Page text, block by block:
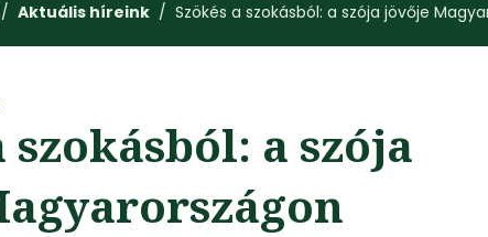
/ Aktuális híreink / Szökés a szokásból: a szója jövője
szokásból: a szója